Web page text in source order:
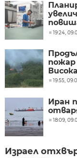
19:24,
пожар
19:55,
Иран
18:09,
Израел